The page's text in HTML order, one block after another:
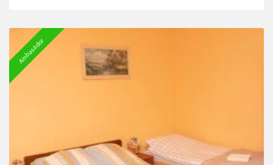
które chcą odpocząć w spokojnej okolicy, a jednocześnie
mieć najważniejsze atrakcje Bałtowa w zasięgu kilku minut
jazdy. Goście mogą relaksować się w ogrodzie, cieszyć się
widokiem na zieleń i korzystać z wygód, które sprawiają,
Ambasador